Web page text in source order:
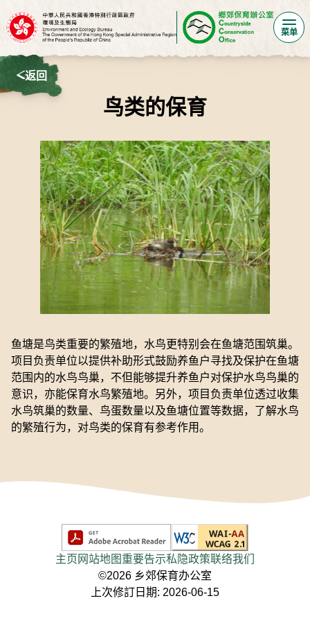
菜单
返回
鸟类的保育
鱼塘是鸟类重要的繁殖地，水鸟更特别会在鱼塘范围筑巢。
项目负责单位以提供补助形式鼓励养鱼户寻找及保护在鱼塘
范围内的水鸟鸟巢，不但能够提升养鱼户对保护水鸟鸟巢的
意识，亦能保育水鸟繁殖地。另外，项目负责单位透过收集
水鸟筑巢的数量、鸟蛋数量以及鱼塘位置等数据，了解水鸟
的繁殖行为，对鸟类的保育有参考作用。
主页 网站地图 重要告示私隐政策联络我们
©2026 乡郊保育办公室
上次修訂日期: 2026-06-15